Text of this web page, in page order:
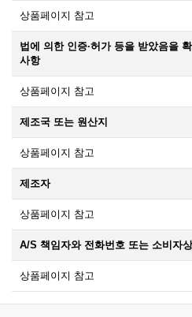
상품페이지 참고
법에 의한 인증·허가 등을 받았음을
사항
상품페이지 참고
제조국 또는 원산지
상품페이지 참고
제조자
상품페이지 참고
A/S 책임자와 전화번호 또는 소비자
상품페이지 참고